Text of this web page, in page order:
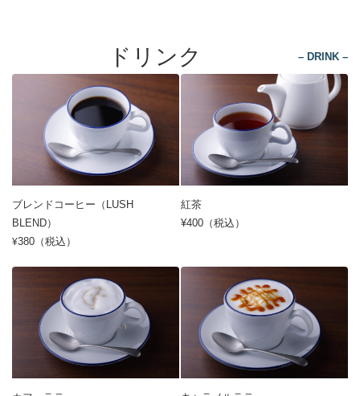
ドリンク – DRINK –
ブレンドコーヒー（LUSH
BLEND）
¥380（税込）
紅茶
¥400（税込）